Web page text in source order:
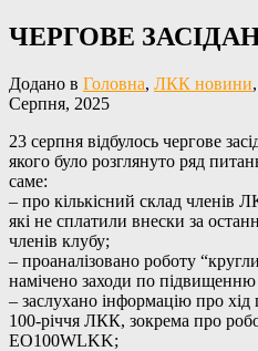
ЧЕРГОВЕ
Додано в Головна, ЛКК новини,
Серпня, 2025
23 серпня відбулось чергове
якого було розглянуто ряд
саме:
– про кількісний склад членів
які не сплатили внески за
членів клубу;
– проаналізовано роботу
намічено заходи по підвищенню
– заслухано інформацію про хід
100-річчя ЛКК, зокрема про
EO100WLKK;